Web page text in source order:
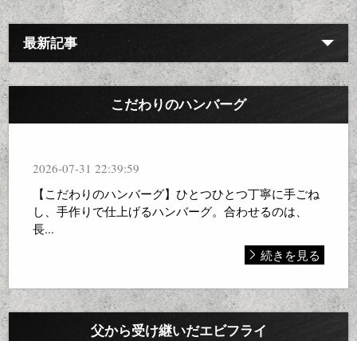
最新記事
こだわりのハンバーグ
2026-07-31 22:39:59
【こだわりのハンバーグ】ひとつひとつ丁寧に手ごね
し、手作りで仕上げるハンバーグ。合わせるのは、
長...
続きを見る
父から受け継いだエビフライ